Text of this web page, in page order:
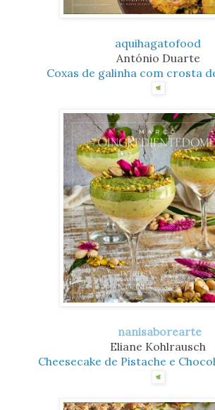
aquihagatofood
António Duarte
Coxas de galinha com crosta
nanisaborearte
Eliane Kohlrausch
Cheesecake de Pistache e